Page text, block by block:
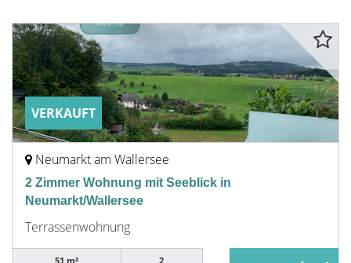
VERKAUFT
Neumarkt am Wallersee
2 Zimmer Wohnung mit Seeblick in
Neumarkt/Wallersee
Terrassenwohnung
51 m²
2